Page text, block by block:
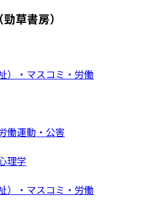
草書房）
）・マスコミ・労働
働運動・公害
理学
）・マスコミ・労働